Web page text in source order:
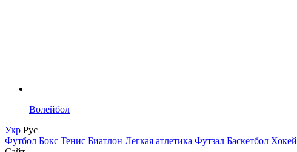
Волейбол
Укр Рус
Футбол Бокс Тенис Биатлон Легкая атлетика Футзал Баскетбол Хокей